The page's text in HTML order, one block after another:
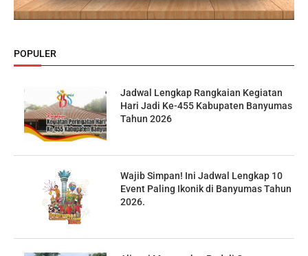
POPULER
Jadwal Lengkap Rangkaian Kegiatan
Hari Jadi Ke-455 Kabupaten Banyumas
Tahun 2026
Wajib Simpan! Ini Jadwal Lengkap 10
Event Paling Ikonik di Banyumas Tahun
2026.